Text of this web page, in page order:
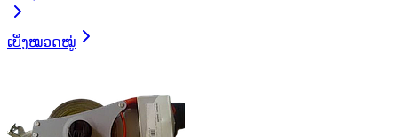
ເບິ່ງໝວດໝູ່